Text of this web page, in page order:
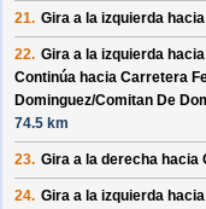
21. Gira a la izquierda hacia
22. Gira a la izquierda hacia
Continúa hacia Carretera
Dominguez/Comitan De
74.5 km
23. Gira a la derecha hacia
24. Gira a la izquierda hacia